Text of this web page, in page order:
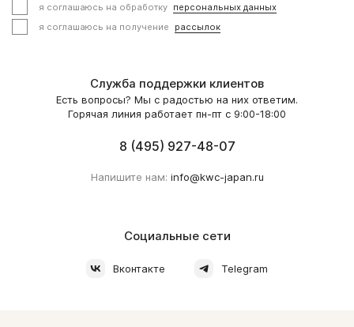
я соглашаюсь на обработку персональных данных
я соглашаюсь на получение
рассылок
Служба поддержки клиентов
Есть вопросы? Мы с радостью на них ответим.
Горячая линия работает пн-пт с 9:00-18:00
8 (495) 927-48-07
Напишите нам: info@kwc-japan.ru
Социальные сети
Вконтакте Telegram